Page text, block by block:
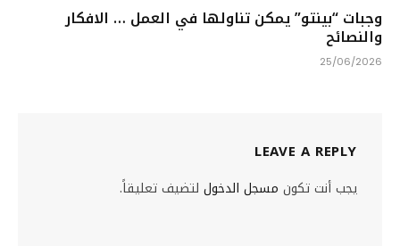
وجبات “بينتو” يمكن تناولها في العمل … الافكار
والنصائح
25/06/2026
LEAVE A REPLY
يجب أنت تكون مسجل الدخول لتضيف تعليقاً.